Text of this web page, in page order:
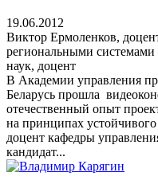
19.06.2012
Виктор Ермоленков,
региональными
наук, доцент
В Академии управления
Беларусь прошла
отечественный опыт
на принципах
доцент кафедры
кандидат...